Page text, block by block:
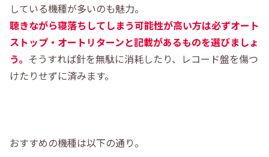
している機種が多いのも魅力。
聴きながら寝落ちしてしまう可能性が高い方は必ずオート
ストップ・オートリターンと記載があるものを選びましょ
う。 そうすれば針を無駄に消耗したり、レコード盤を傷つ
けたりせずに済みます。
おすすめの機種は以下の通り。